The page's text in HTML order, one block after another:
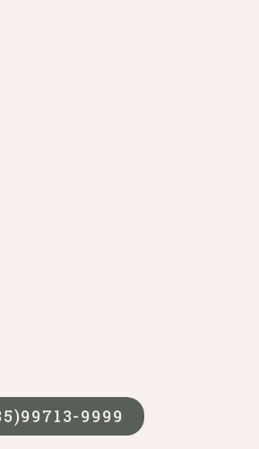
9999